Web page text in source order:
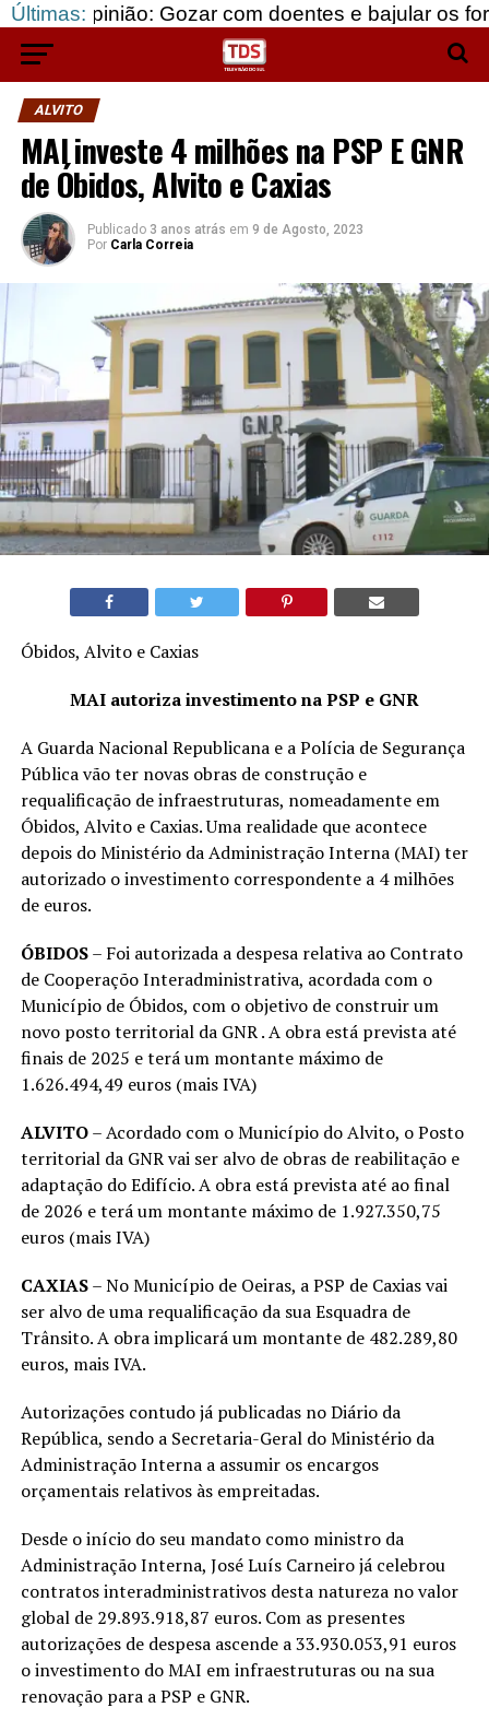
Últimas:
Gozar com doentes e bajular os fortes… Beja:
ALVITO
MAI investe 4 milhões na PSP E GNR
de Óbidos, Alvito e Caxias
Publicado 3 anos atrás em 9 de Agosto, 2023
Por Carla Correia
Óbidos, Alvito e Caxias
MAI autoriza investimento na PSP e GNR
A Guarda Nacional Republicana e a Polícia de Segurança
Pública vão ter novas obras de construção e
requalificação de infraestruturas, nomeadamente em
Óbidos, Alvito e Caxias. Uma realidade que acontece
depois do Ministério da Administração Interna (MAI) ter
autorizado o investimento correspondente a 4 milhões
de euros.
ÓBIDOS– Foi autorizada a despesa relativa ao Contrato
de Cooperaçõo Interadministrativa, acordada com o
Município de Óbidos, com o objetivo de construir um
novo posto territorial da GNR . A obra está prevista até
finais de 2025 e terá um montante máximo de
1.626.494,49 euros (mais IVA)
ALVITO– Acordado com o Município do Alvito, o Posto
territorial da GNR vai ser alvo de obras de reabilitação e
adaptação do Edifício. A obra está prevista até ao final
de 2026 e terá um montante máximo de 1.927.350,75
euros (mais IVA)
CAXIAS– No Município de Oeiras, a PSP de Caxias vai
ser alvo de uma requalificação da sua Esquadra de
Trânsito. A obra implicará um montante de 482.289,80
euros, mais IVA.
Autorizações contudo já publicadas no Diário da
República, sendo a Secretaria-Geral do Ministério da
Administração Interna a assumir os encargos
orçamentais relativos às empreitadas.
Desde o início do seu mandato como ministro da
Administração Interna, José Luís Carneiro já celebrou
contratos interadministrativos desta natureza no valor
global de 29.893.918,87 euros. Com as presentes
autorizações de despesa ascende a 33.930.053,91 euros
o investimento do MAI em infraestruturas ou na sua
renovação para a PSP e GNR.